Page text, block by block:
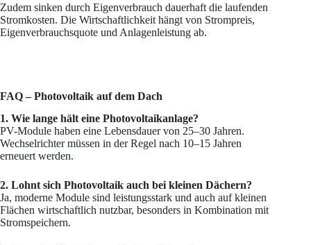
Zudem sinken durch Eigenverbrauch dauerhaft die laufenden
Stromkosten. Die Wirtschaftlichkeit hängt von Strompreis,
Eigenverbrauchsquote und Anlagenleistung ab.
FAQ – Photovoltaik auf dem Dach
1. Wie lange hält eine Photovoltaikanlage?
PV-Module haben eine Lebensdauer von 25–30 Jahren.
Wechselrichter müssen in der Regel nach 10–15 Jahren
erneuert werden.
2. Lohnt sich Photovoltaik auch bei kleinen Dächern?
Ja, moderne Module sind leistungsstark und auch auf kleinen
Flächen wirtschaftlich nutzbar, besonders in Kombination mit
Stromspeichern.